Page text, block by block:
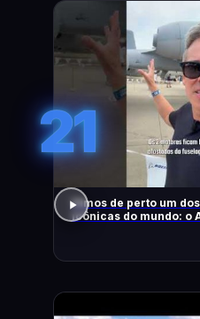
21
Vimos de perto um
icônicas do mundo: o